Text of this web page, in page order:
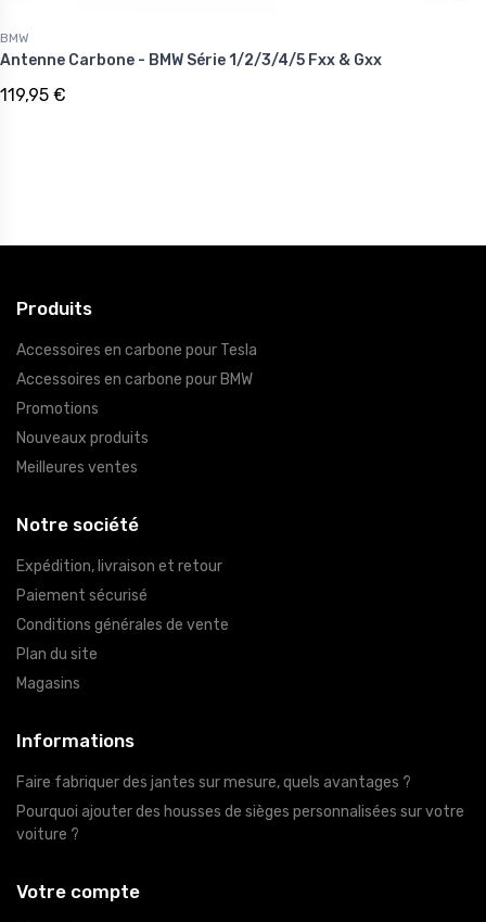
BMW
Antenne Carbone - BMW Série 1/2/3/4/5 Fxx & Gxx
119,95 €
Produits
Accessoires en carbone pour Tesla
Accessoires en carbone pour BMW
Promotions
Nouveaux produits
Meilleures ventes
Notre société
Expédition, livraison et retour
Paiement sécurisé
Conditions générales de vente
Plan du site
Magasins
Informations
Faire fabriquer des jantes sur mesure, quels avantages ?
Pourquoi ajouter des housses de sièges personnalisées sur votre
voiture ?
Votre compte